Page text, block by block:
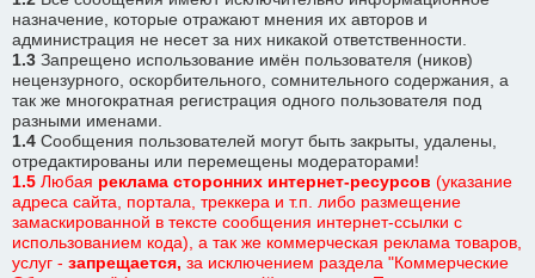
назначение, которые отражают мнения их авторов и
администрация не несет за них никакой ответственности.
1.3 Запрещено использование имён пользователя (ников)
нецензурного, оскорбительного, сомнительного содержания, а
так же многократная регистрация одного пользователя под
разными именами.
1.4 Сообщения пользователей могут быть закрыты, удалены,
отредактированы или перемещены модераторами!
1.5 Любая реклама сторонних интернет-ресурсов (указание
адреса сайта, портала, треккера и т.п. либо размещение
замаскированной в тексте сообщения интернет-ссылки с
использованием кода), а так же коммерческая реклама товаров,
услуг - запрещается, за исключением раздела "Коммерческие